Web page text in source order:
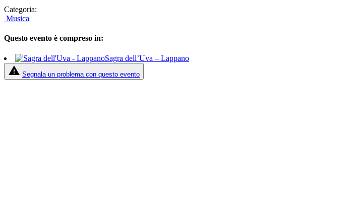
Categoria:
Musica
Questo evento è compreso in:
Sagra dell’Uva – Lappano
report_problem Segnala un problema con questo evento